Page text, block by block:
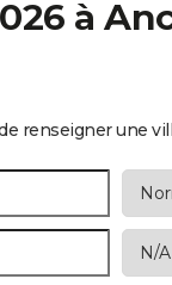
à
renseigner une